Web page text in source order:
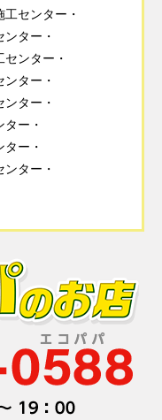
工センター
ンター
センター
ンター
ンター
ター
ター
ンター